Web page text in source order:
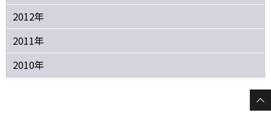
2012年
2011年
2010年